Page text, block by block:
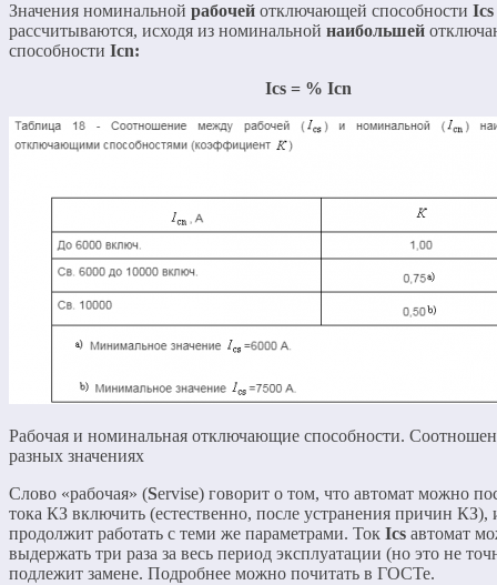
Значения номинальной рабочей отключающей способности Ics
рассчитываются, исходя из номинальной наибольшей
способности Icn:
Ics = % Icn
Рабочая и номинальная отключающие способности.
разных значениях
Слово «рабочая» (Servise) говорит о том, что автомат можно
тока КЗ включить (естественно, после устранения причин КЗ),
продолжит работать с теми же параметрами. Ток Ics автомат
выдержать три раза за весь период эксплуатации (но это не
подлежит замене. Подробнее можно почитать в ГОСТе.